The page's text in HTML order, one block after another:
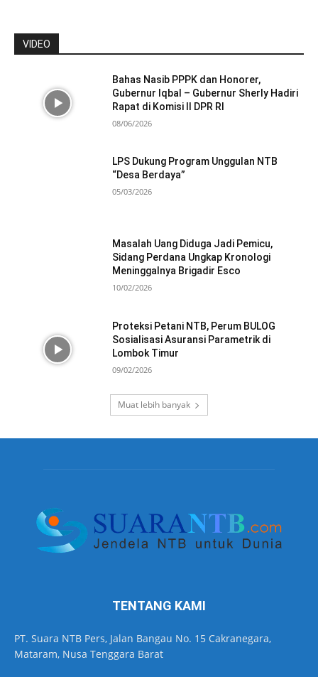
VIDEO
Bahas Nasib PPPK dan Honorer,
Gubernur Iqbal – Gubernur Sherly Hadiri
Rapat di Komisi II DPR RI
08/06/2026
LPS Dukung Program Unggulan NTB
“Desa Berdaya”
05/03/2026
Masalah Uang Diduga Jadi Pemicu,
Sidang Perdana Ungkap Kronologi
Meninggalnya Brigadir Esco
10/02/2026
Proteksi Petani NTB, Perum BULOG
Sosialisasi Asuransi Parametrik di
Lombok Timur
09/02/2026
Muat lebih banyak
TENTANG KAMI
PT. Suara NTB Pers, Jalan Bangau No. 15 Cakranegara,
Mataram, Nusa Tenggara Barat